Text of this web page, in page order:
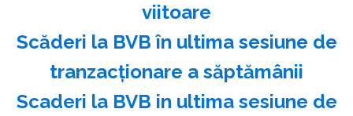
viitoare
Scăderi la BVB în ultima sesiune de
tranzacţionare a săptămânii
Scaderi la BVB in ultima sesiune de